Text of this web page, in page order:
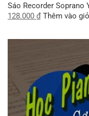
Sáo Recorder Soprano
128.000 ₫ Thêm vào